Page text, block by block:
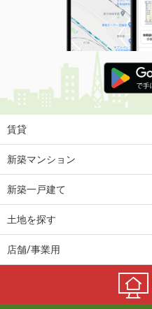
賃貸
新築マンション
新築一戸建て
土地を探す
店舗/事業用